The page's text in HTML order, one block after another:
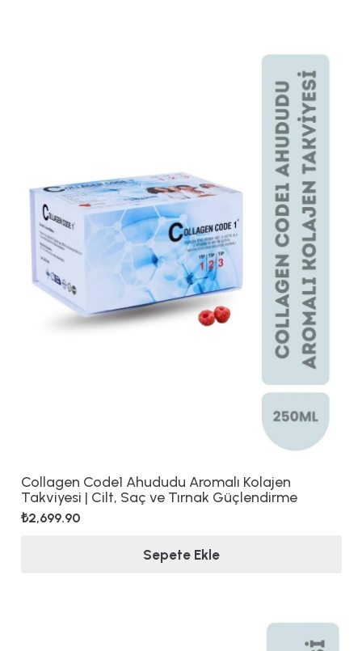
Collagen Code1 Ahududu Aromalı Kolajen
Takviyesi | Cilt, Saç ve Tırnak Güçlendirme
₺2,699.90
Sepete Ekle